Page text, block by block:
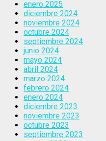
enero 2025
diciembre 2024
noviembre 2024
octubre 2024
septiembre 2024
junio 2024
mayo 2024
abril 2024
marzo 2024
febrero 2024
enero 2024
diciembre 2023
noviembre 2023
octubre 2023
septiembre 2023